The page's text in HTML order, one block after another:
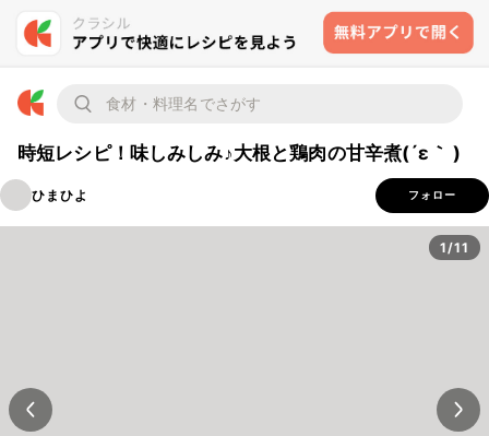
時短レシピ！味しみしみ♪大根と鶏肉の甘辛煮(´ε｀ )
ひまひよ フォロー
1/11